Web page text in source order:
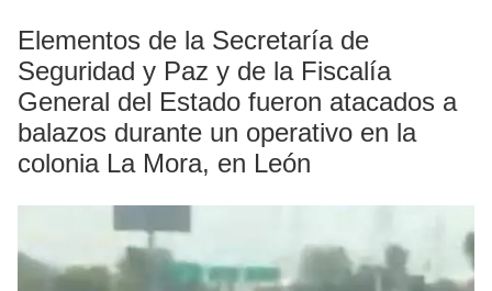
Elementos de la Secretaría de
Seguridad y Paz y de la Fiscalía
General del Estado fueron atacados a
balazos durante un operativo en la
colonia La Mora, en León